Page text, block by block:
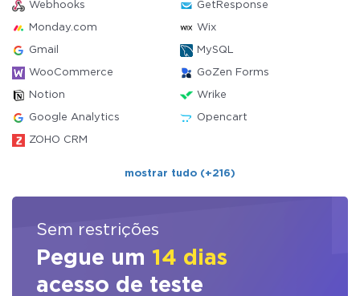
Webhooks GetResponse
Monday.com Wix
Gmail MySQL
WooCommerce GoZen Forms
Notion Wrike
Google Analytics Opencart
ZOHO CRM
mostrar tudo (+216)
Sem restrições
Pegue um 14 dias
acesso de teste